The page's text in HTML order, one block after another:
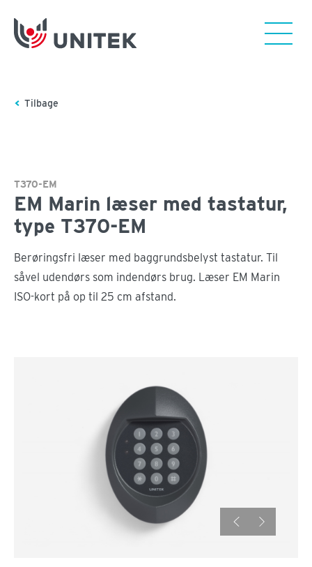
Tilbage
T370-EM
EM Marin læser med tastatur,
type T370-EM
Berøringsfri læser med baggrundsbelyst tastatur. Til
såvel udendørs som indendørs brug. Læser EM Marin
ISO-kort på op til 25 cm afstand.